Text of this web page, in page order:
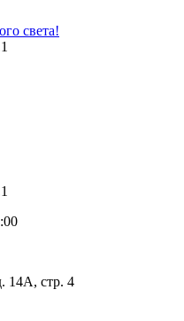
света!
14А, стр. 4